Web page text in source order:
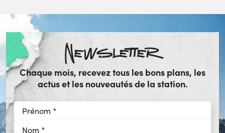
Newsletter
Chaque mois, recevez tous les bons plans, les
actus et les nouveautés de la station.